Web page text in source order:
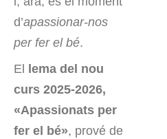
d’apassionar-nos
per fer el bé.
El
lema del nou
curs 2025-2026,
«Apassionats per
fer el bé», prové de